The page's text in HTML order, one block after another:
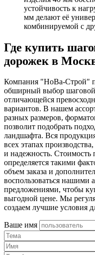
устойчивость к
мм делают её
комбинируемой с
Где купить
дорожек в
Компания "НоВа-Строй"
обширный выбор
отличающейся
вариантов. В нашем
разных размеров,
позволит подобрать
ландшафта. Вся
всех этапах
и надежность.
определяется такими
объем заказа и
воспользоваться
предложениями, чтобы
выгодной цене. Мы
создаем лучшие условия
Ваше имя